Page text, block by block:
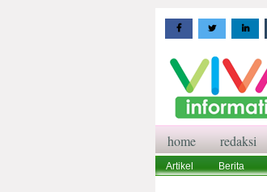
home redaksi
Artikel Berita